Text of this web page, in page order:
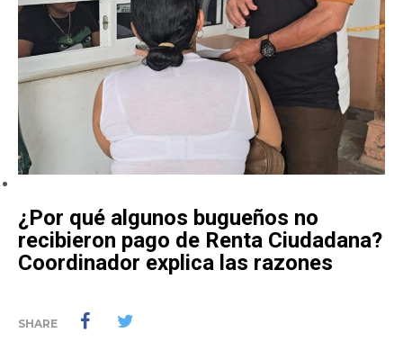
¿Por qué algunos bugueños no
recibieron pago de Renta Ciudadana?
Coordinador explica las razones
SHARE